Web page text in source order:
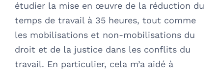
étudier la mise en œuvre de la réduction du
temps de travail à 35 heures, tout comme
les mobilisations et non-mobilisations du
droit et de la justice dans les conflits du
travail. En particulier, cela m’a aidé à